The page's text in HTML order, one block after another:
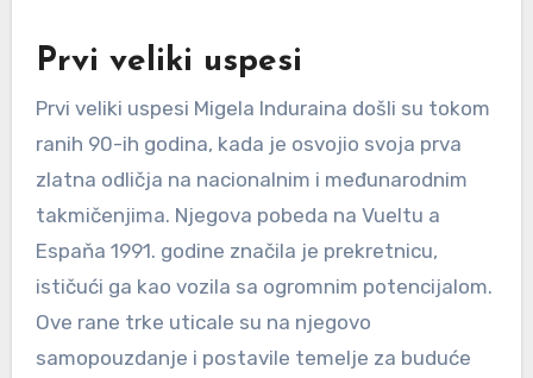
Prvi veliki uspesi
Prvi veliki uspesi Migela Induraina došli su tokom
ranih 90-ih godina, kada je osvojio svoja prva
zlatna odličja na nacionalnim i međunarodnim
takmičenjima. Njegova pobeda na Vueltu a
Espaňa 1991. godine značila je prekretnicu,
ističući ga kao vozila sa ogromnim potencijalom.
Ove rane trke uticale su na njegovo
samopouzdanje i postavile temelje za buduće